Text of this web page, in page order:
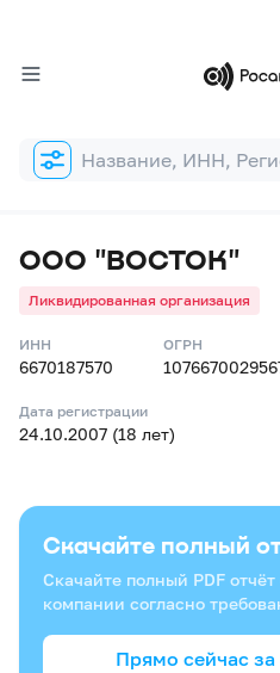
Форма
поиска
ООО "ВОСТОК"
Ликвидированная организация
ИНН
6670187570
ОГРН
Дата регистрации
24.10.2007 (18 лет)
Скачайте полный
Скачайте полный PDF отчёт
компании согласно
Прямо сейчас за